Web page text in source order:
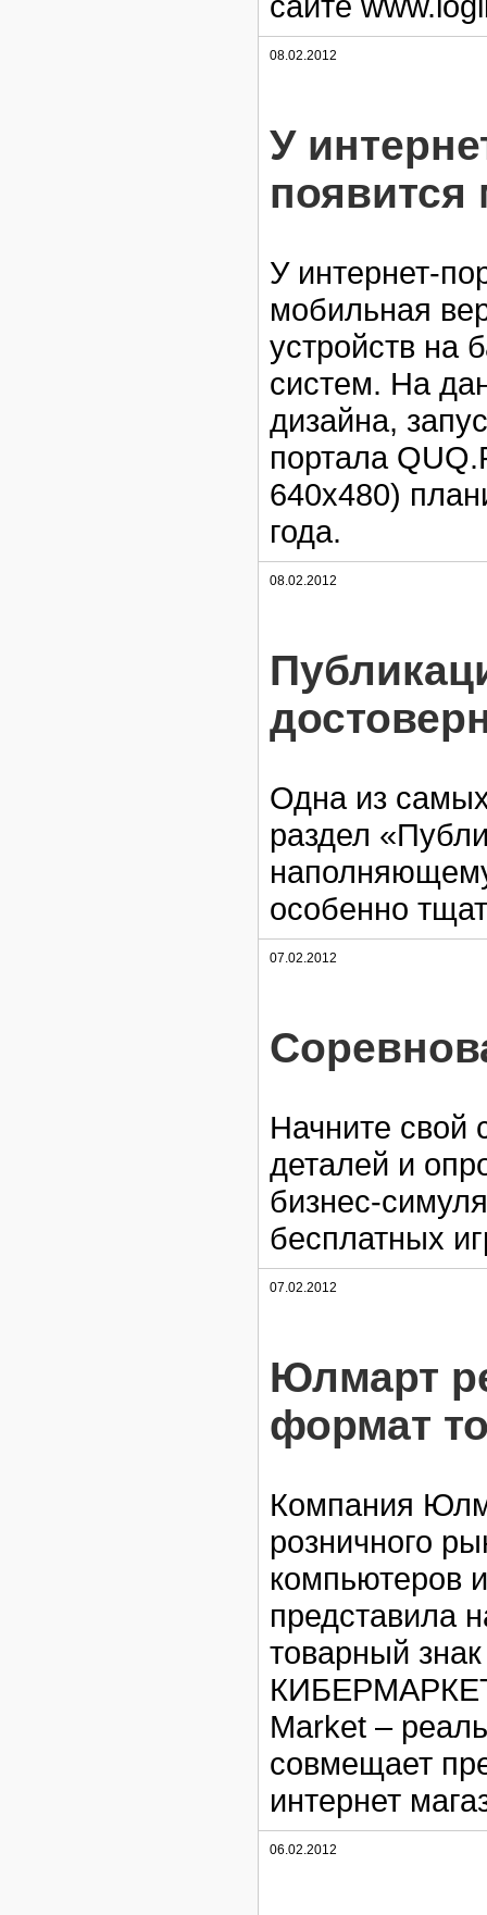
08.02.2012
У
У интернет-
мобильная
устройств на
систем. На
дизайна,
портала
640х480)
года.
08.02.2012
Одна из
раздел
особенно
07.02.2012
Начните свой
деталей и
бизнес-
бесплатных
07.02.2012
Юлмарт
формат
Компания
розничного
компьютеров
представила
товарный
КИБЕРМАРКЕТ
Market –
совмещает
интернет
06.02.2012